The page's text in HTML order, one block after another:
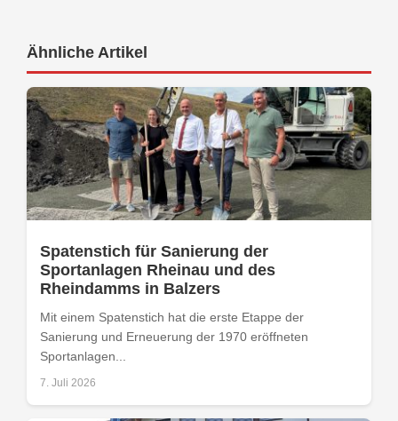
Ähnliche Artikel
Spatenstich für Sanierung der
Sportanlagen Rheinau und des
Rheindamms in Balzers
Mit einem Spatenstich hat die erste Etappe der
Sanierung und Erneuerung der 1970 eröffneten
Sportanlagen...
7. Juli 2026